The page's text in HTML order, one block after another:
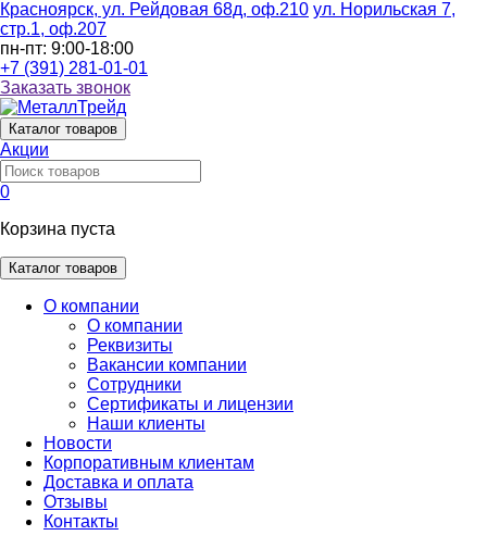
Красноярск, ул. Рейдовая 68д, оф.210 ул. Норильская 7,
стр.1, оф.207
пн-пт: 9:00-18:00
+7 (391) 281-01-01
Заказать звонок
Каталог товаров
Акции
0
Корзина пуста
Каталог товаров
О компании
О компании
Реквизиты
Вакансии компании
Сотрудники
Сертификаты и лицензии
Наши клиенты
Новости
Корпоративным клиентам
Доставка и оплата
Отзывы
Контакты